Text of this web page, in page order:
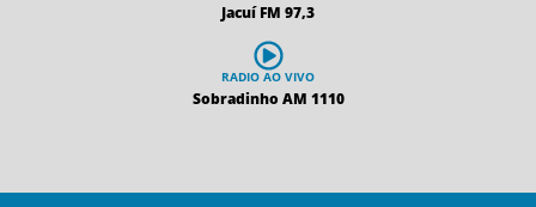
Jacuí FM 97,3
RADIO AO VIVO
Sobradinho AM 1110